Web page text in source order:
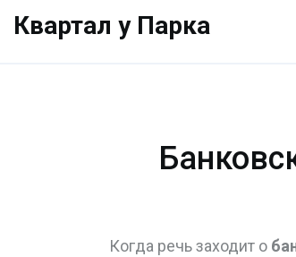
Квартал у Парка
Когда речь заходит о